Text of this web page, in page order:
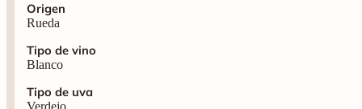
Origen
Rueda
Tipo de vino
Blanco
Tipo de uva